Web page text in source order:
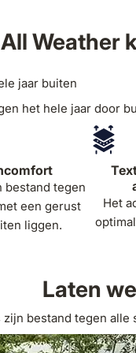
All Weather
jaar buiten
het hele jaar door
bestand tegen
een gerust
liggen.
Het
Laten
zijn bestand tegen